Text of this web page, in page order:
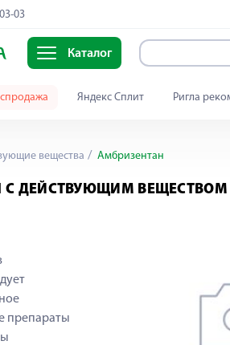
03
Каталог
Яндекс Сплит Ригла
вещества Амбризентан
С ДЕЙСТВУЮЩИМ ВЕЩЕСТВОМ
препараты